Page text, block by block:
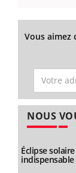
Vous aimez
NOUS
Éclipse